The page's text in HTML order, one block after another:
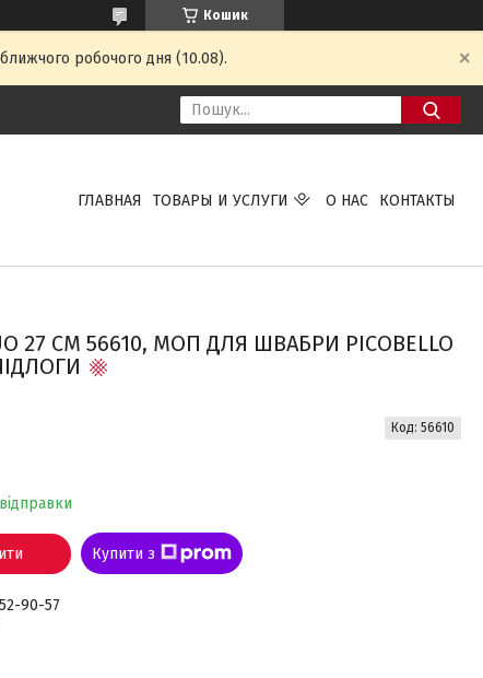
Кошик
робочого дня (10.08).
ГЛАВНАЯ ТОВАРЫ И УСЛУГИ О НАС КОНТАКТЫ
27 СМ 56610, МОП ДЛЯ ШВАБРИ PICOBELLO
Код: 56610
Купити з
90-57